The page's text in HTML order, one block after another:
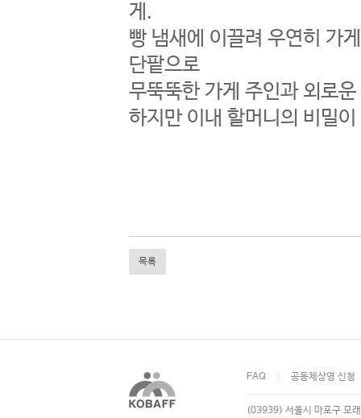
게.
빵 냄새에 이끌려 우연히 가
단팥으로
무뚝뚝한 가게 주인과 외로
하지만 이내 할머니의 비밀
목록
FAQ 공동체상영 신청
(03939) 서울시 마포구 모